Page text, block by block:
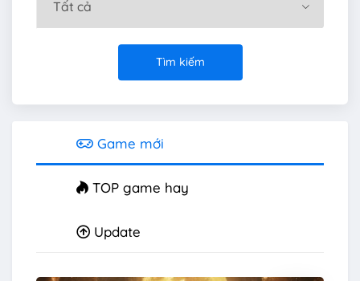
Tìm kiếm
Game mới
TOP game hay
Update